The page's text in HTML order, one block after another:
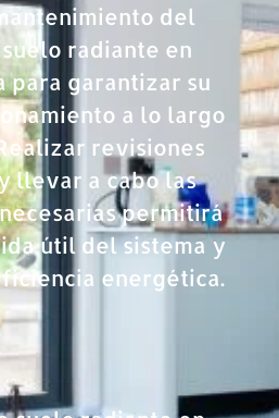
del
radiante en
para garantizar su
a lo largo
revisiones
llevar a cabo las
permitirá
útil del sistema y
energética.